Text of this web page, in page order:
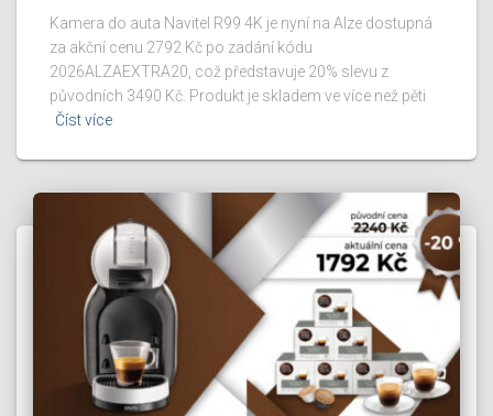
Kamera do auta Navitel R99 4K je nyní na Alze dostupná
za akční cenu 2792 Kč po zadání kódu
2026ALZAEXTRA20, což představuje 20% slevu z
původních 3490 Kč. Produkt je skladem ve více než pěti
Číst více